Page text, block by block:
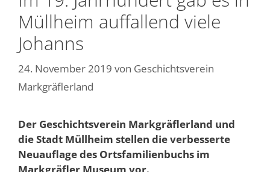
Müllheim auffallend viele
Johanns
24. November 2019 von Geschichtsverein
Markgräflerland
Der Geschichtsverein Markgräflerland und
die Stadt Müllheim stellen die verbesserte
Neuauflage des Ortsfamilienbuchs im
Markgräfler Museum vor.